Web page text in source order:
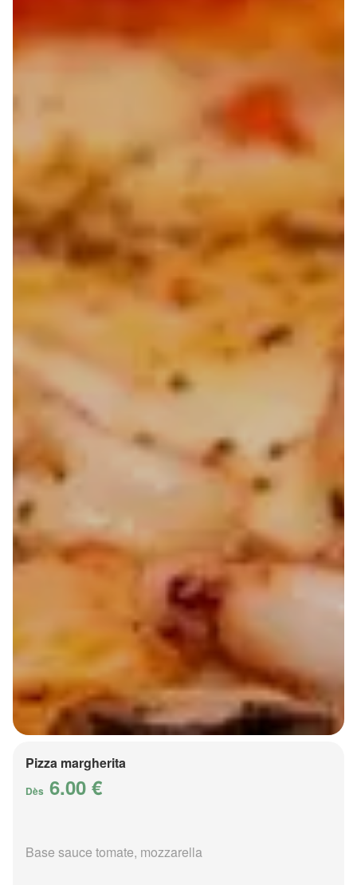
Pizza margherita
Dès 6.00 €
Base sauce tomate, mozzarella